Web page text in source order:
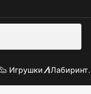
Игрушки